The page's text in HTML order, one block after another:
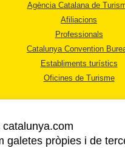
Agència Catalana de
Afiliacions
Professionals
Catalunya Convention
Establiments turístics
Oficines de Turisme
catalunya.com
galetes pròpies i de